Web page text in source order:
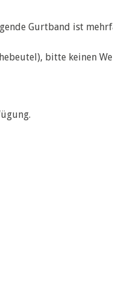
Gurtband ist
bitte keinen